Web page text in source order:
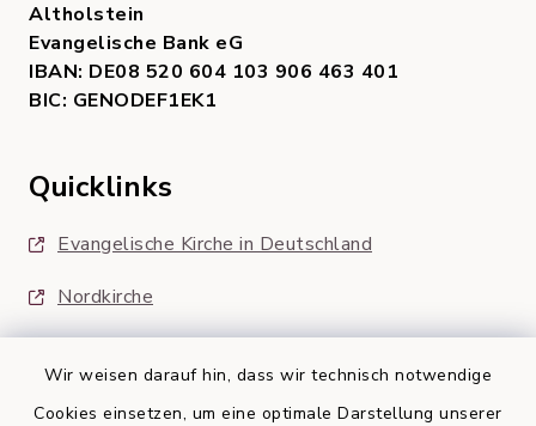
Wir weisen darauf hin, dass wir technisch notwendige
Cookies einsetzen, um eine optimale Darstellung unserer
Altholstein
Evangelische Bank eG
IBAN: DE08 520 604 103 906 463 401
BIC: GENODEF1EK1
Quicklinks
Evangelische Kirche in Deutschland
Nordkirche